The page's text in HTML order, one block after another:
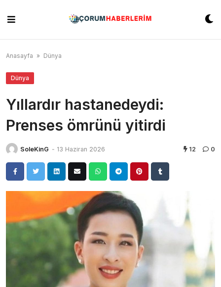
content
Anasayfa » Dünya
Dünya
Yıllardır hastanedeydi:
Prenses ömrünü yitirdi
SoleKinG - 13 Haziran 2026 12 0